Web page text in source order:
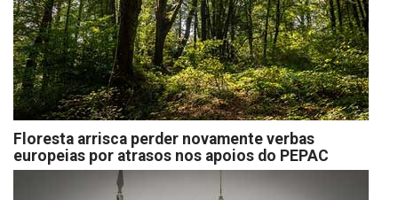
Floresta arrisca perder novamente verbas
europeias por atrasos nos apoios do PEPAC